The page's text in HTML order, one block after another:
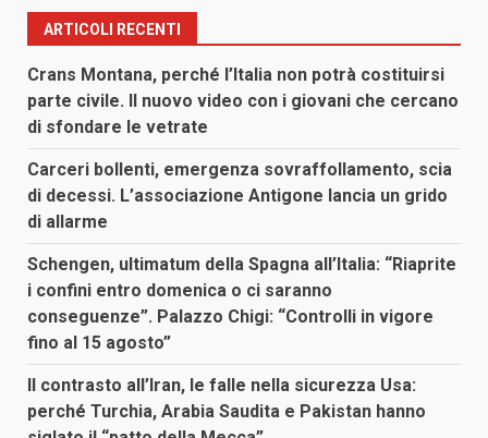
ARTICOLI RECENTI
Crans Montana, perché l’Italia non potrà costituirsi
parte civile. Il nuovo video con i giovani che cercano
di sfondare le vetrate
Carceri bollenti, emergenza sovraffollamento, scia
di decessi. L’associazione Antigone lancia un grido
di allarme
Schengen, ultimatum della Spagna all’Italia: “Riaprite
i confini entro domenica o ci saranno
conseguenze”. Palazzo Chigi: “Controlli in vigore
fino al 15 agosto”
Il contrasto all’Iran, le falle nella sicurezza Usa:
perché Turchia, Arabia Saudita e Pakistan hanno